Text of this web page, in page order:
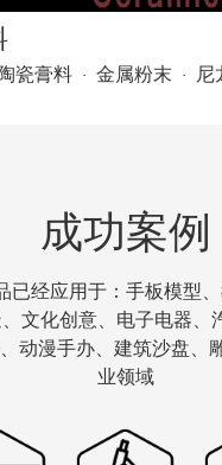
陶瓷膏料 金属粉末 尼
成功案例
已经应用于：手板模型
文化创意、电子电器、
动漫手办、建筑沙盘、
业领域